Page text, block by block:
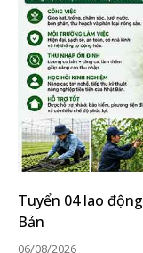
Tuyển 04 lao
Bản
06/08/2026